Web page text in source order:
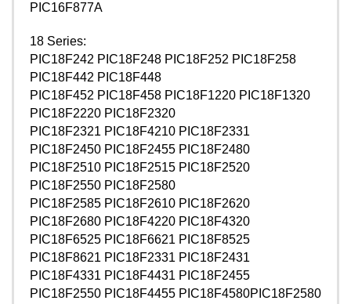
PIC16F877A
18 Series:
PIC18F242 PIC18F248 PIC18F252 PIC18F258
PIC18F442 PIC18F448
PIC18F452 PIC18F458 PIC18F1220 PIC18F1320
PIC18F2220 PIC18F2320
PIC18F2321 PIC18F4210 PIC18F2331
PIC18F2450 PIC18F2455 PIC18F2480
PIC18F2510 PIC18F2515 PIC18F2520
PIC18F2550 PIC18F2580
PIC18F2585 PIC18F2610 PIC18F2620
PIC18F2680 PIC18F4220 PIC18F4320
PIC18F6525 PIC18F6621 PIC18F8525
PIC18F8621 PIC18F2331 PIC18F2431
PIC18F4331 PIC18F4431 PIC18F2455
PIC18F2550 PIC18F4455 PIC18F4580PIC18F2580